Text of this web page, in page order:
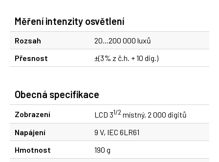
Měření intenzity osvětlení
Rozsah
20...200 000 luxů
Přesnost
±(3% z č.h. + 10 dig.)
Obecná specifikace
Zobrazení LCD 31/2 místný, 2 000 digitů
Napájení
9 V, IEC 6LR61
Hmotnost
190 g